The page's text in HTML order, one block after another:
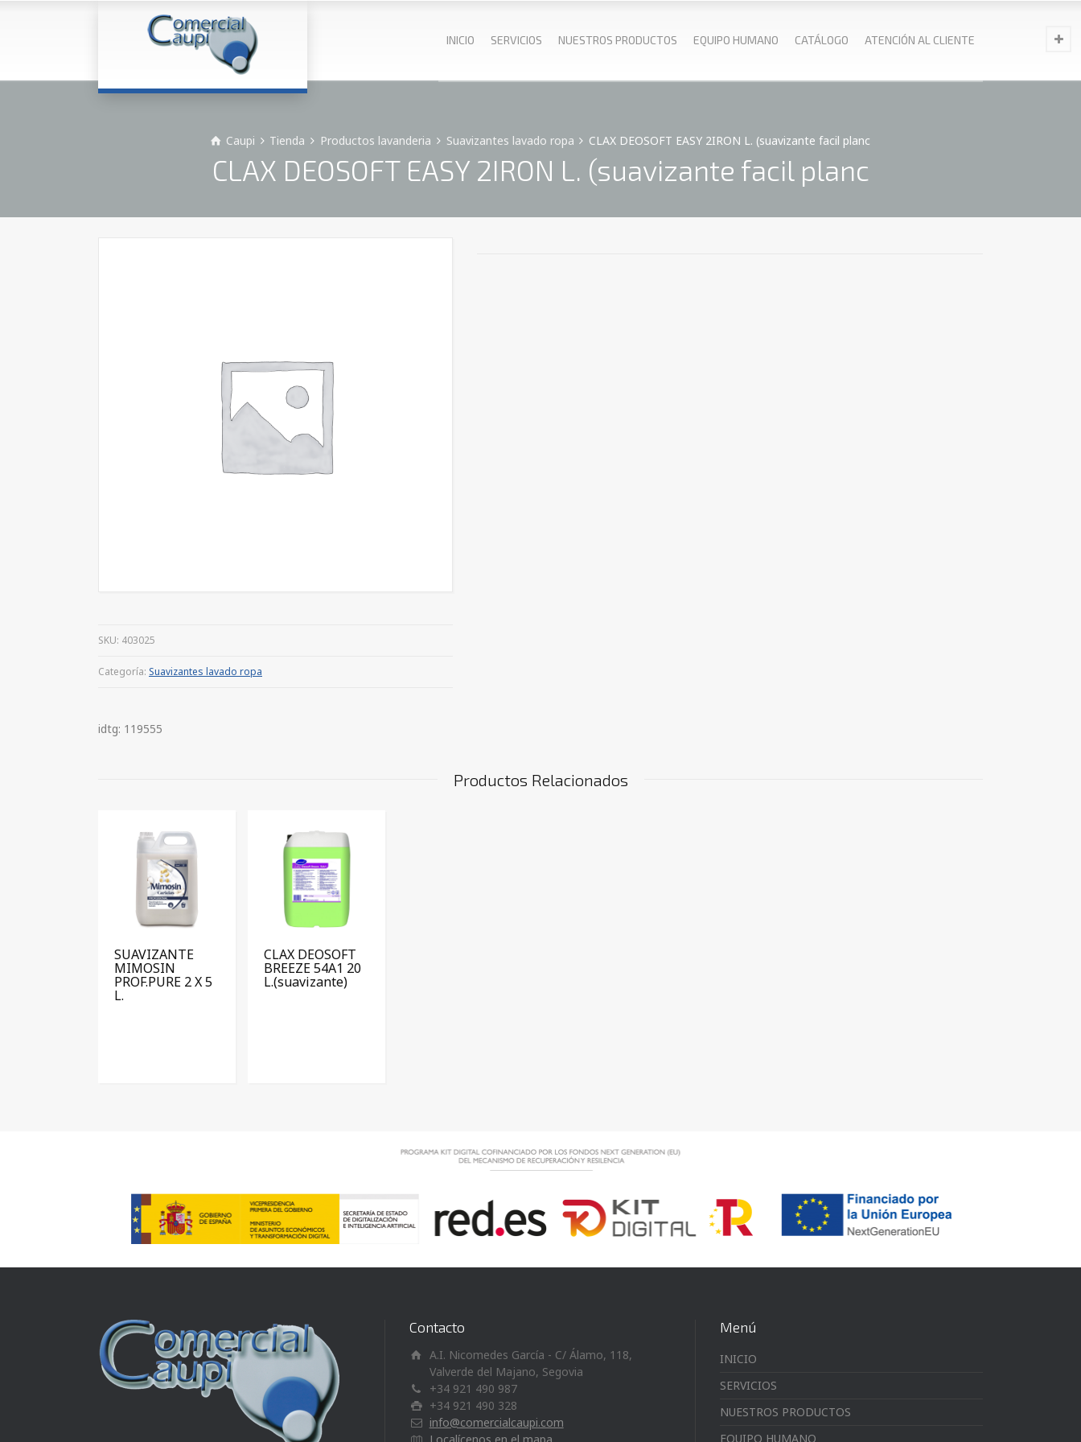
INICIO SERVICIOS NUESTROS PRODUCTOS EQUIPO HUMANO CATÁLOGO ATENCIÓN AL CLIENTE
Caupi Tienda Productos lavanderia Suavizantes lavado ropa CLAX DEOSOFT EASY 2IRON L. (suavizante facil planc
CLAX DEOSOFT EASY 2IRON L. (suavizante facil planc
SKU: 403025
Categoría: Suavizantes lavado ropa
idtg: 119555
Productos Relacionados
SUAVIZANTE
MIMOSIN
PROF.PURE 2 X 5
L.
CLAX DEOSOFT
BREEZE 54A1 20
L.(suavizante)
Contacto
A.I. Nicomedes García - C/ Álamo, 118,
Valverde del Majano, Segovia
+34 921 490 987
+34 921 490 328
info@comercialcaupi.com
Localícenos en el mapa
Menú
INICIO
SERVICIOS
NUESTROS PRODUCTOS
EQUIPO HUMANO